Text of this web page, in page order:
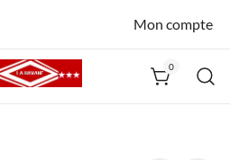
Mon compte
0